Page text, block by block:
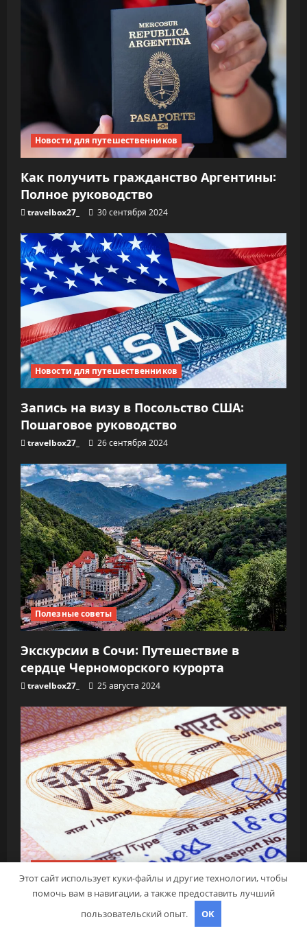
Новости для путешественников
Как получить гражданство Аргентины:
Полное руководство
travelbox27_ 30 сентября 2024
Новости для путешественников
Запись на визу в Посольство США:
Пошаговое руководство
travelbox27_ 26 сентября 2024
Полезные советы
Экскурсии в Сочи: Путешествие в
сердце Черноморского курорта
travelbox27_ 25 августа 2024
Визы в Индию: Все, что вам нужно
Этот сайт использует куки-файлы и другие технологии, чтобы
помочь вам в навигации, а также предоставить лучший
пользовательский опыт.
OK